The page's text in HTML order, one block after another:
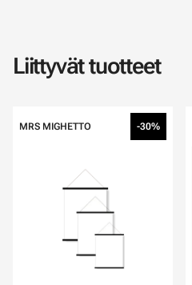
Liittyvät tuotteet
MRS MIGHETTO -30%